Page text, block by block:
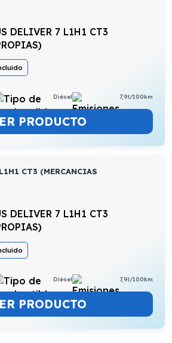
Diésel 7,9l/100km
PRODUCTO
CT3 (MERCANCIAS
Diésel 7,9l/100km
PRODUCTO